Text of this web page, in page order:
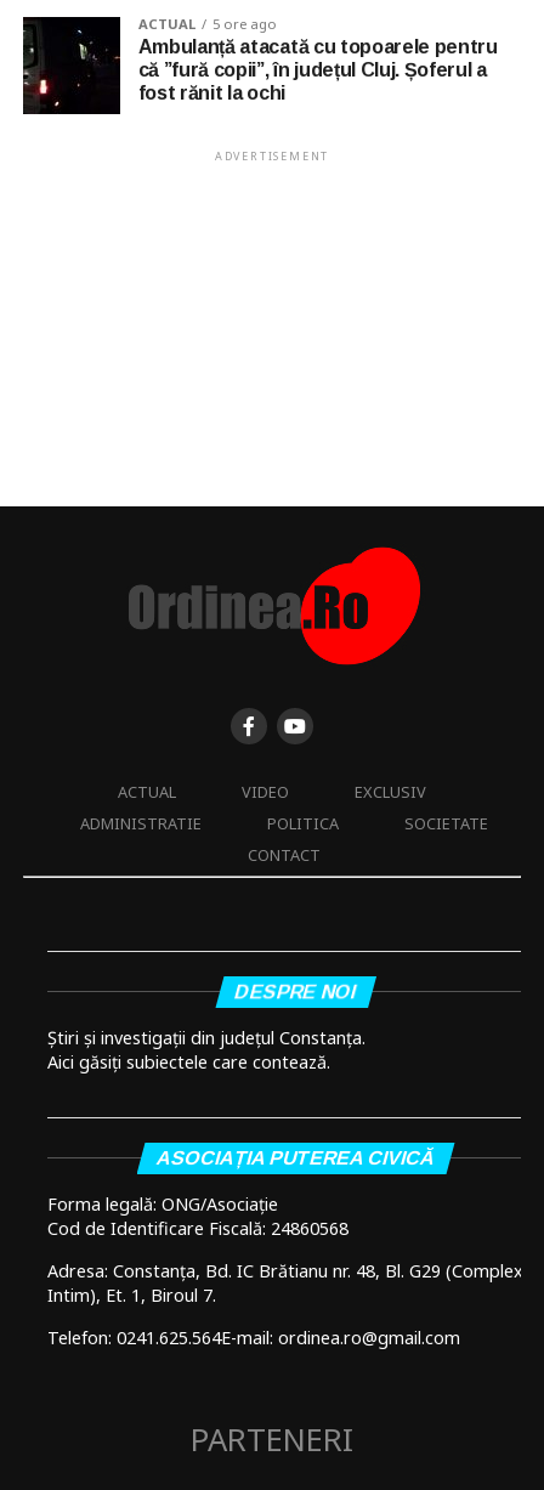
ACTUAL 5 ore ago
Ambulanță atacată cu topoarele pentru
că ”fură copii”, în județul Cluj. Șoferul a
fost rănit la ochi
ADVERTISEMENT
ACTUAL VIDEO
EXCLUSIV
ADMINISTRATIE
POLITICA
SOCIETATE
CONTACT
DESPRE NOI
Știri și investigații din județul Constanța.
Aici găsiți subiectele care contează.
ASOCIAȚIA PUTEREA CIVICĂ
Forma legală: ONG/Asociație
Cod de Identificare Fiscală: 24860568
Adresa: Constanța, Bd. IC Brătianu nr. 48, Bl. G29 (Complex
Intim), Et. 1, Biroul 7.
Telefon: 0241.625.564E-mail: ordinea.ro@gmail.com
PARTENERI